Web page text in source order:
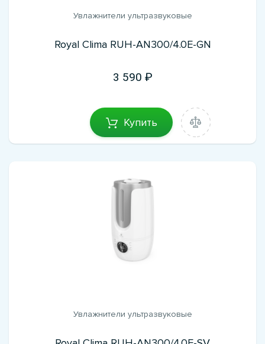
Увлажнители ультразвуковые
Royal Clima RUH-AN300/4.0E-GN
3 590
Купить
Увлажнители ультразвуковые